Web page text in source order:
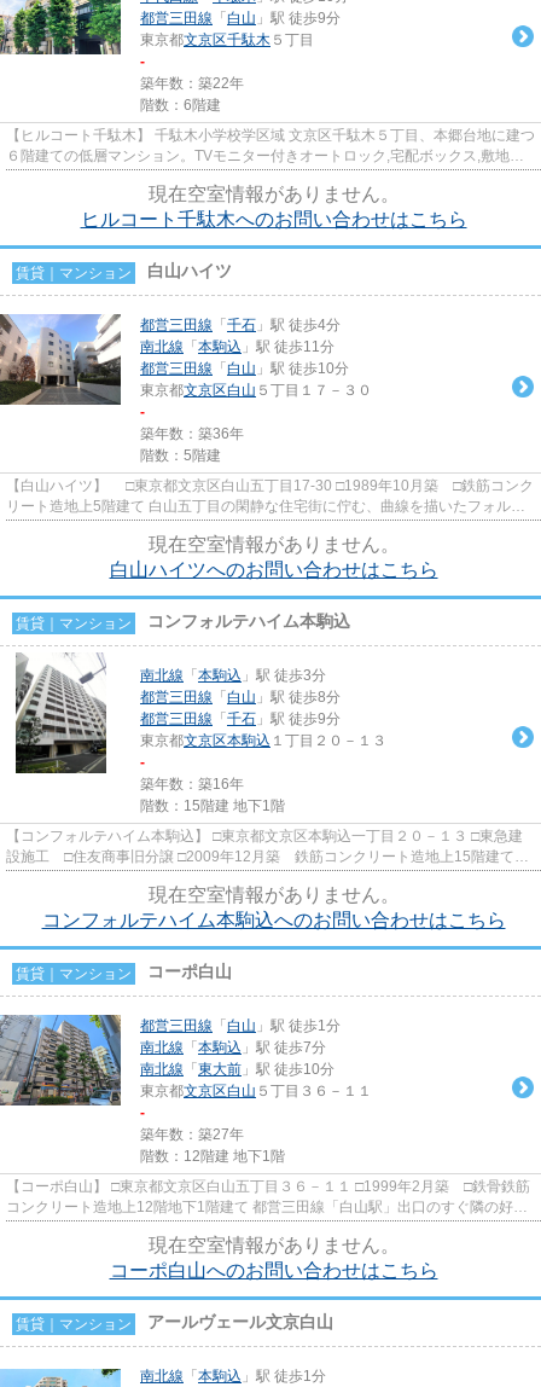
都営三田線 「 白山 」駅 徒歩9分
東京都文京区千駄木 ５丁目
-
築年数：築22年
階数：6階建
【ヒルコート千駄木】 千駄木小学校学区域 文京区千駄木５丁目、本郷台地に建つ
６階建ての低層マンション。TVモニター付きオートロック,宅配ボックス,敷地内
現在空室情報がありません。
ヒルコート千駄木へのお問い合わせはこちら
賃貸｜マンション 白山ハイツ
都営三田線 「 千石 」駅 徒歩4分
南北線 「 本駒込 」駅 徒歩11分
都営三田線 「 白山 」駅 徒歩10分
東京都文京区白山 ５丁目１７－３０
-
築年数：築36年
階数：5階建
【白山ハイツ】 □東京都文京区白山五丁目17-30 □1989年10月築 □鉄筋コンク
リート造地上5階建て 白山五丁目の閑静な住宅街に佇む、曲線を描いたフォルム
現在空室情報がありません。
白山ハイツへのお問い合わせはこちら
賃貸｜マンション コンフォルテハイム本駒込
南北線 「 本駒込 」駅 徒歩3分
都営三田線 「 白山 」駅 徒歩8分
都営三田線 「 千石 」駅 徒歩9分
東京都文京区本駒込 １丁目２０－１３
-
築年数：築16年
階数：15階建 地下1階
【コンフォルテハイム本駒込】 □東京都文京区本駒込一丁目２０－１３ □東急建
設施工 □住友商事旧分譲 □2009年12月築 鉄筋コンクリート造地上15階建て
現在空室情報がありません。
コンフォルテハイム本駒込へのお問い合わせはこちら
賃貸｜マンション コーポ白山
都営三田線 「 白山 」駅 徒歩1分
南北線 「 本駒込 」駅 徒歩7分
南北線 「 東大前 」駅 徒歩10分
東京都文京区白山 ５丁目３６－１１
-
築年数：築27年
階数：12階建 地下1階
【コーポ白山】 □東京都文京区白山五丁目３６－１１ □1999年2月築 □鉄骨鉄筋
コンクリート造地上12階地下1階建て 都営三田線「白山駅」出口のすぐ隣の好立
現在空室情報がありません。
コーポ白山へのお問い合わせはこちら
賃貸｜マンション アールヴェール文京白山
南北線 「 本駒込 」駅 徒歩1分